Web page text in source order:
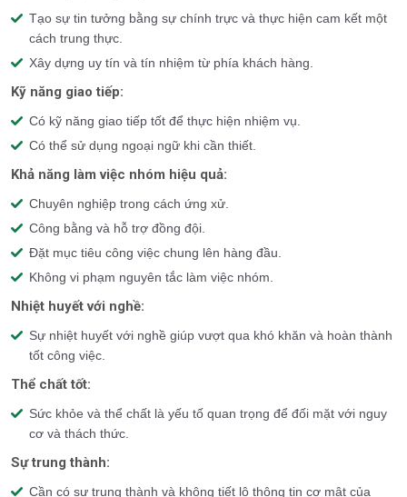
Tạo sự tin tưởng bằng sự chính trực và thực hiện cam kết một
cách trung thực.
Xây dựng uy tín và tín nhiệm từ phía khách hàng.
Kỹ năng giao tiếp:
Có kỹ năng giao tiếp tốt để thực hiện nhiệm vụ.
Có thể sử dụng ngoại ngữ khi cần thiết.
Khả năng làm việc nhóm hiệu quả:
Chuyên nghiệp trong cách ứng xử.
Công bằng và hỗ trợ đồng đội.
Đặt mục tiêu công việc chung lên hàng đầu.
Không vi phạm nguyên tắc làm việc nhóm.
Nhiệt huyết với nghề:
Sự nhiệt huyết với nghề giúp vượt qua khó khăn và hoàn thành
tốt công việc.
Thể chất tốt:
Sức khỏe và thể chất là yếu tố quan trọng để đối mặt với nguy
cơ và thách thức.
Sự trung thành:
Cần có sự trung thành và không tiết lộ thông tin cơ mật của